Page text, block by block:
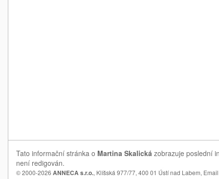
Tato informační stránka o Martina Skalická zobrazuje poslední
není redigován.
© 2000-2026 ANNECA s.r.o., Klíšská 977/77, 400 01 Ústí nad Labem,